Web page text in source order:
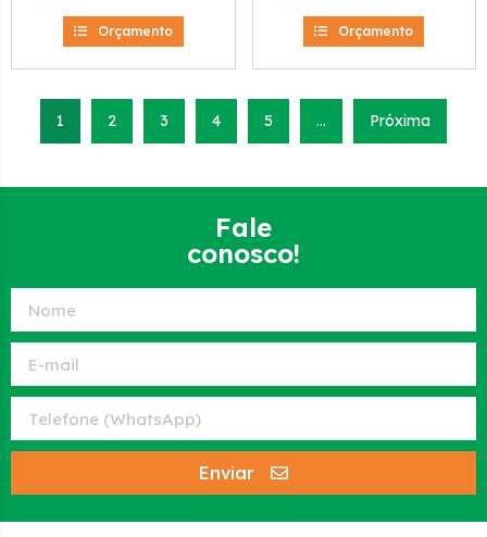
Orçamento Orçamento
1 2 3 4 5 … Próxima
Fale
conosco!
Enviar